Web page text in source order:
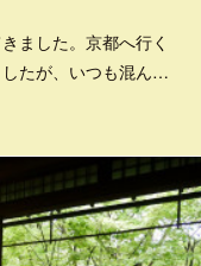
ました。京都へ行く
たが、いつも混ん…